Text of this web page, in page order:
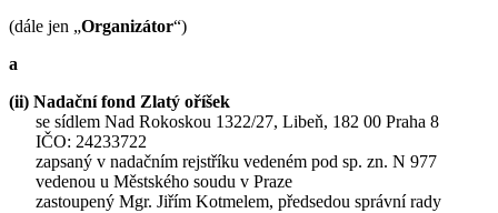
(dále jen „Organizátor“)
a
(ii) Nadační fond Zlatý oříšek
se sídlem Nad Rokoskou 1322/27, Libeň, 182 00 Praha 8
IČO: 24233722
zapsaný v nadačním rejstříku vedeném pod sp. zn. N 977
vedenou u Městského soudu v Praze
zastoupený Mgr. Jiřím Kotmelem, předsedou správní rady